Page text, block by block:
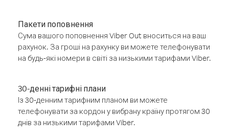
Пакети поповнення
Сума вашого поповнення Viber Out вноситься на ваш
рахунок. За гроші на рахунку ви можете телефонувати
на будь-які номери в світі за низькими тарифами Viber.
30-денні тарифні плани
Із 30-денним тарифним планом ви можете
телефонувати за кордон у вибрану країну протягом 30
днів за низькими тарифами Viber.